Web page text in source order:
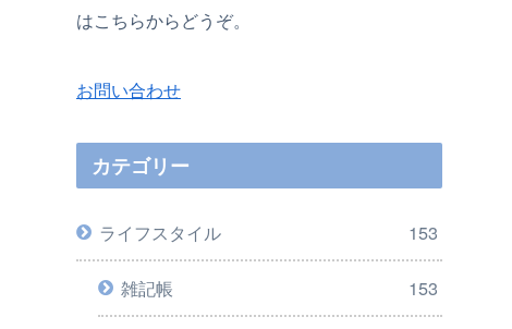
はこちらからどうぞ。
お問い合わせ
カテゴリー
ライフスタイル 153
雑記帳 153